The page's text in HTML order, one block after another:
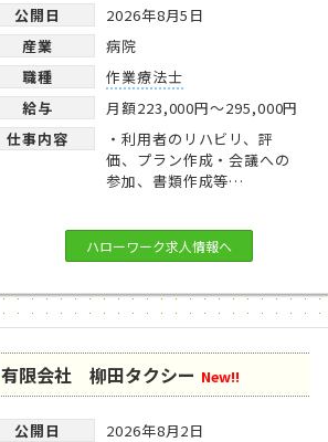
公開日
2026年8月5日
産業
病院
職種
作業療法士
給与
月額223,000円～295,000円
仕事内容
・利用者のリハビリ、評
価、プラン作成・会議への
参加、書類作成等…
ハローワーク求人情報へ
有限会社 柳田タクシー New!!
公開日
2026年8月2日